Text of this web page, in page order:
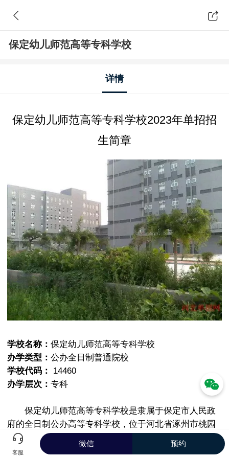
保定幼儿师范高等专科学校
详情
保定幼儿师范高等专科学校2023年单招招
生简章
学校名称： 保定幼儿师范高等专科学校
办学类型： 公办全日制普通院校
学校代码：
14460
办学层次： 专科
保定幼儿师范高等专科学校是隶属于保定市人民政
府的全日制公办高等专科学校，位于河北省涿州市桃园
办事处光明路303号，拥有学前教育等10个招生专业。
客服
微信 预约